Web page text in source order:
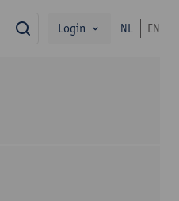
zoekLogin NL EN